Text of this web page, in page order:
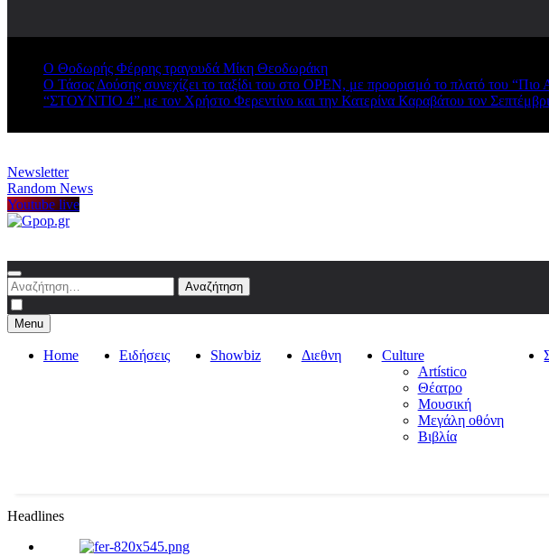
Ο Θοδωρής Φέρρης τραγουδά Μίκη Θεοδωράκη
Ο Τάσος Δούσης συνεχίζει το ταξίδι του στο OPEN, με προορισμό το πλατό του
“ΣΤΟΥΝΤΙΟ 4” με τον Χρήστο Φερεντίνο και την Κατερίνα Καραβάτου τον
Newsletter
Random News
Youtube live
Αναζήτηση
για:
Menu
Home Ειδήσεις Showbiz Διεθνη
Culture
Artístico
Θέατρο
Μουσική
Μεγάλη οθόνη
Βιβλία
Headlines